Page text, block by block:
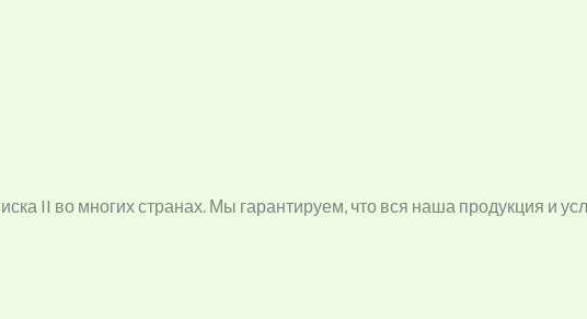
II во многих странах. Мы гарантируем, что вся наша продукция и